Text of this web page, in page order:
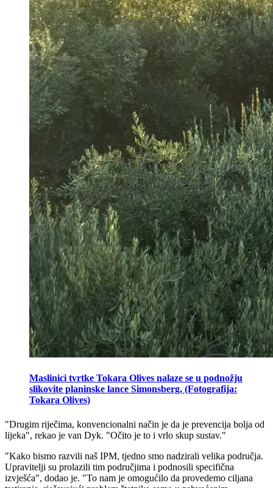
Maslinici tvrtke Tokara Olives nalaze se u podnožju
slikovite planinske lance Simonsberg. (Fotografija:
Tokara Olives)
"Drugim riječima, konvencionalni način je da je prevencija bolja od
lijeka", rekao je van Dyk. "Očito je to i vrlo skup sustav."
"Kako bismo razvili naš IPM, tjedno smo nadzirali velika područja.
Upravitelji su prolazili tim područjima i podnosili specifična
izvješća", dodao je. "To nam je omogućilo da provedemo ciljana